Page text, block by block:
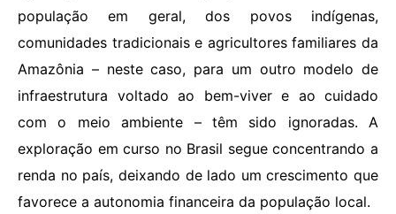
população em geral, dos povos indígenas,
comunidades tradicionais e agricultores familiares da
Amazônia – neste caso, para um outro modelo de
infraestrutura voltado ao bem-viver e ao cuidado
com o meio ambiente – têm sido ignoradas. A
exploração em curso no Brasil segue concentrando a
renda no país, deixando de lado um crescimento que
favorece a autonomia financeira da população local.